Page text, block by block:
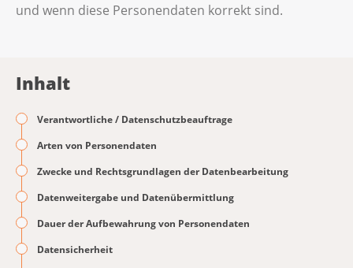
und wenn diese Personendaten korrekt sind.
Inhalt
Verantwortliche / Datenschutzbeauftrage
Arten von Personendaten
Zwecke und Rechtsgrundlagen der Datenbearbeitung
Datenweitergabe und Datenübermittlung
Dauer der Aufbewahrung von Personendaten
Datensicherheit